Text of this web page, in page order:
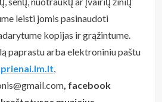
leisti jomis pasinaudoti
kopijas ir grąžintume.
paprastu arba elektroniniu paštu
, facebook